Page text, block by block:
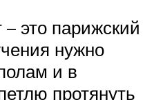
это парижский
нужно
и в
протянуть